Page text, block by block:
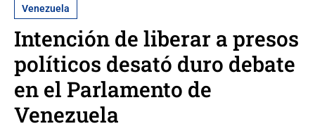
Venezuela
Intención de liberar a presos
políticos desató duro debate
en el Parlamento de
Venezuela